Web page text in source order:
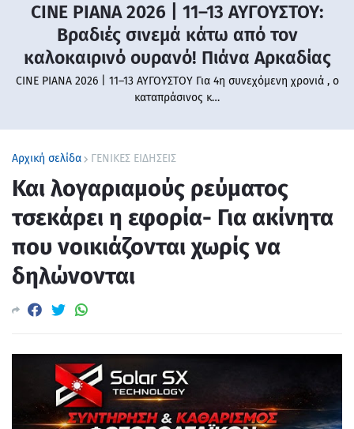
CINE PIANA 2026 | 11–13 ΑΥΓΟΥΣΤΟΥ:
Βραδιές σινεμά κάτω από τον
καλοκαιρινό ουρανό! Πιάνα Αρκαδίας
CINE PIANA 2026 | 11–13 ΑΥΓΟΥΣΤΟΥ Για 4η συνεχόμενη χρονιά , ο
καταπράσινος κ…
Αρχική σελίδα ΓΕΝΙΚΕΣ ΕΙΔΗΣΕΙΣ
Και λογαριαμούς ρεύματος
τσεκάρει η εφορία- Για ακίνητα
που νοικιάζονται χωρίς να
δηλώνονται